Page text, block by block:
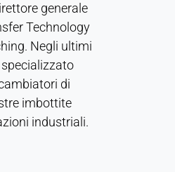
generale
Technology
Negli ultimi
specializzato
di
imbottite
industriali.